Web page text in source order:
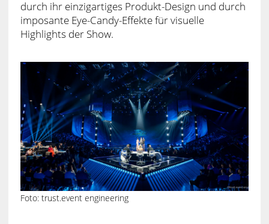
durch ihr einzigartiges Produkt-Design und durch
imposante Eye-Candy-Effekte für visuelle
Highlights der Show.
Foto: trust.event engineering